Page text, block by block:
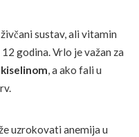
sustav, ali vitamin
godina. Vrlo je važan za
, a ako fali u
uzrokovati anemija u